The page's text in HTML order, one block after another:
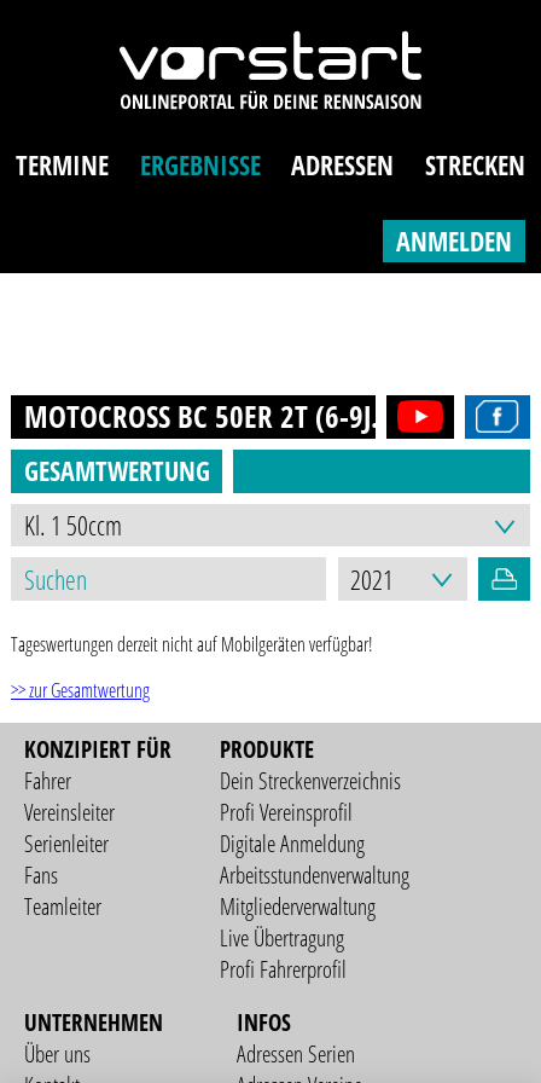
TERMINE ERGEBNISSE ADRESSEN STRECKEN
ANMELDEN
MOTOCROSS BC 50ER 2T (6-9J.) 2021
GESAMTWERTUNG
Tageswertungen derzeit nicht auf Mobilgeräten verfügbar!
>> zur Gesamtwertung
KONZIPIERT FÜR
Fahrer
Vereinsleiter
Serienleiter
Fans
Teamleiter
PRODUKTE
Dein Streckenverzeichnis
Profi Vereinsprofil
Digitale Anmeldung
Arbeitsstundenverwaltung
Mitgliederverwaltung
Live Übertragung
Profi Fahrerprofil
UNTERNEHMEN
Über uns
INFOS
Adressen Serien